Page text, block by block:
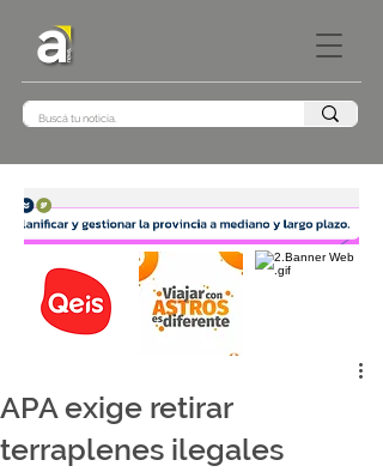
APA exige retirar
terraplenes ilegales